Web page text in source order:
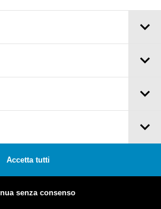
Accetta tutti
senza consenso
BY ARTICA